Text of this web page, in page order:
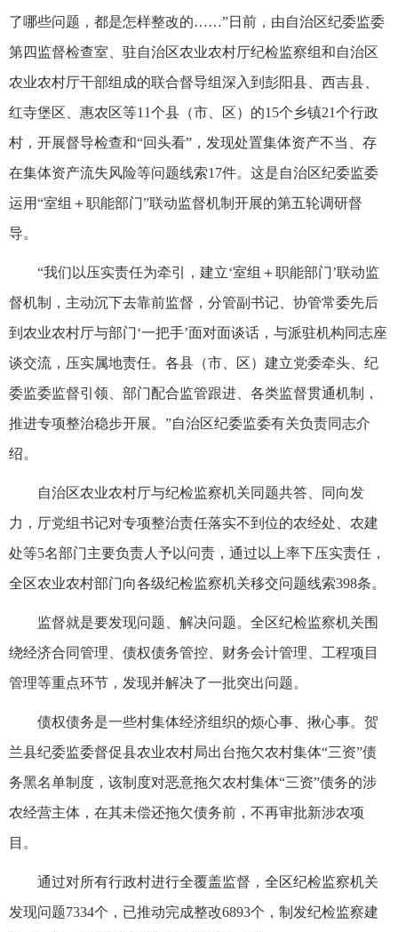
了哪些问题，都是怎样整改的……”日前，由自治区纪委监委
第四监督检查室、驻自治区农业农村厅纪检监察组和自治区
农业农村厅干部组成的联合督导组深入到彭阳县、西吉县、
红寺堡区、惠农区等11个县（市、区）的15个乡镇21个行政
村，开展督导检查和“回头看”，发现处置集体资产不当、存
在集体资产流失风险等问题线索17件。这是自治区纪委监委
运用“室组＋职能部门”联动监督机制开展的第五轮调研督
导。
“我们以压实责任为牵引，建立‘室组＋职能部门’联动监
督机制，主动沉下去靠前监督，分管副书记、协管常委先后
到农业农村厅与部门‘一把手’面对面谈话，与派驻机构同志座
谈交流，压实属地责任。各县（市、区）建立党委牵头、纪
委监委监督引领、部门配合监管跟进、各类监督贯通机制，
推进专项整治稳步开展。”自治区纪委监委有关负责同志介
绍。
自治区农业农村厅与纪检监察机关同题共答、同向发
力，厅党组书记对专项整治责任落实不到位的农经处、农建
处等5名部门主要负责人予以问责，通过以上率下压实责任，
全区农业农村部门向各级纪检监察机关移交问题线索398条。
监督就是要发现问题、解决问题。全区纪检监察机关围
绕经济合同管理、债权债务管控、财务会计管理、工程项目
管理等重点环节，发现并解决了一批突出问题。
债权债务是一些村集体经济组织的烦心事、揪心事。贺
兰县纪委监委督促县农业农村局出台拖欠农村集体“三资”债
务黑名单制度，该制度对恶意拖欠农村集体“三资”债务的涉
农经营主体，在其未偿还拖欠债务前，不再审批新涉农项
目。
通过对所有行政村进行全覆盖监督，全区纪检监察机关
发现问题7334个，已推动完成整改6893个，制发纪检监察建